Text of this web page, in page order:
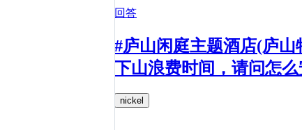
回答
#庐山闲庭主题酒店(庐
下山浪费时间，请问怎么
nickel